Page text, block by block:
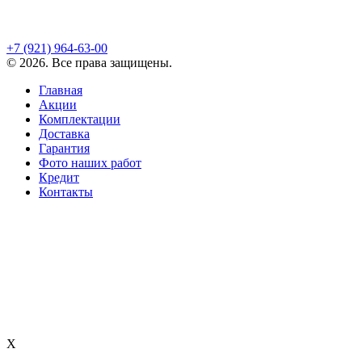
+7 (921) 964-63-00
© 2026. Все права защищены.
Главная
Акции
Комплектации
Доставка
Гарантия
Фото наших работ
Кредит
Контакты
X